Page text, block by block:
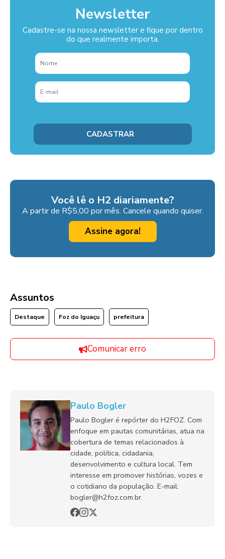
Newsletter
Cadastre-se na nossa newsletter e fique por dentro
do que realmente importa.
Você lê o H2 diariamente?
A partir de R$5,00 por mês. Cancele quando quiser.
Assine agora!
Assuntos
Destaque Foz do Iguaçu prefeitura
Comunicar erro
Paulo Bogler
Paulo Bogler é repórter do H2FOZ. Com
enfoque em pautas comunitárias, atua na
cobertura de temas relacionados à
cidade, política, cidadania,
desenvolvimento e cultura local. Tem
interesse em promover histórias, vozes e
o cotidiano da população. E-mail:
bogler@h2foz.com.br.